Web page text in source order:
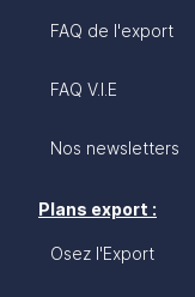
FAQ de l'export
FAQ V.I.E
Nos newsletters
Plans export :
Osez l'Export